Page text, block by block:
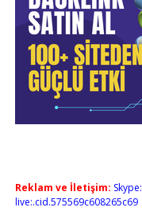
Reklam ve İletişim: Skype:
live:.cid.575569c608265c69